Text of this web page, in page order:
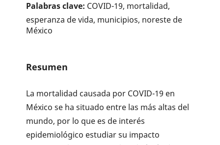
Palabras clave: COVID-19, mortalidad,
esperanza de vida, municipios, noreste de
México
Resumen
La mortalidad causada por COVID-19 en
México se ha situado entre las más altas del
mundo, por lo que es de interés
epidemiológico estudiar su impacto